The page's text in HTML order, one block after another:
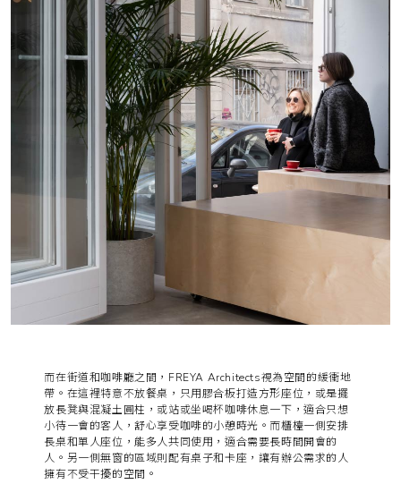
而在街道和咖啡廳之間，FREYA Architects視為空間的緩衝地
帶。在這裡特意不放餐桌，只用膠合板打造方形座位，或是擺
放長凳與混凝土圓柱，或站或坐喝杯咖啡休息一下，適合只想
小待一會的客人，舒心享受咖啡的小憩時光。而櫃檯一側安排
長桌和單人座位，能多人共同使用，適合需要長時間開會的
人。另一側無窗的區域則配有桌子和卡座，讓有辦公需求的人
擁有不受干擾的空間。